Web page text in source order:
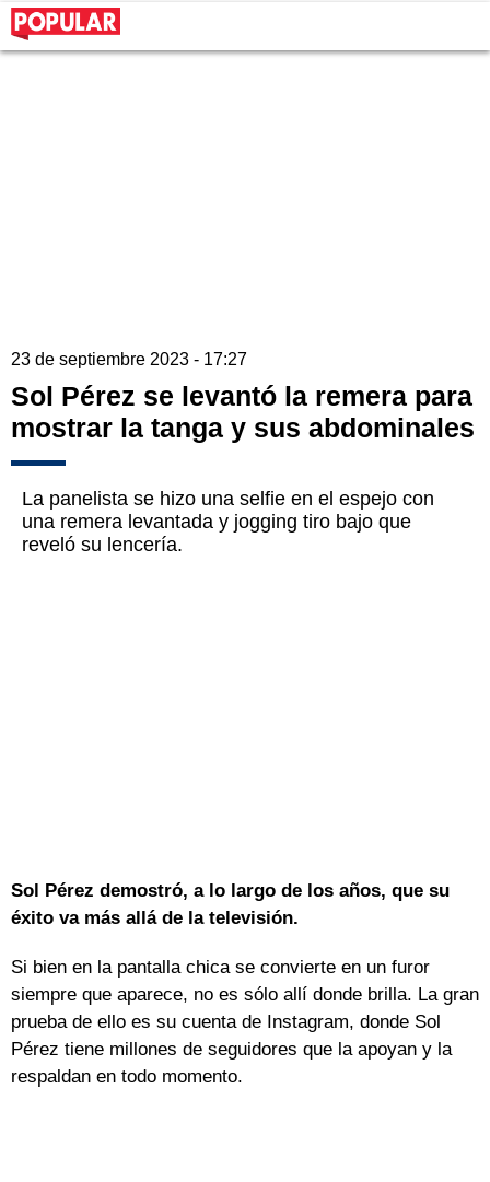
23 de septiembre 2023 - 17:27
Sol Pérez se levantó la remera para
mostrar la tanga y sus abdominales
La panelista se hizo una selfie en el espejo con
una remera levantada y jogging tiro bajo que
reveló su lencería.
Sol Pérez demostró, a lo largo de los años, que su
éxito va más allá de la televisión.
Si bien en la pantalla chica se convierte en un furor
siempre que aparece, no es sólo allí donde brilla. La gran
prueba de ello es su cuenta de Instagram, donde Sol
Pérez tiene millones de seguidores que la apoyan y la
respaldan en todo momento.